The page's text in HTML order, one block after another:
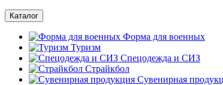
Каталог
Форма для военных
Туризм
Спецодежда и СИЗ
Страйкбол
Сувенирная